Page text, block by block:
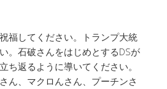
福してください。トランプ大統
。石破さんをはじめとするDSが
ち返るように導いてください。
ん、マクロんさん、プーチンさ